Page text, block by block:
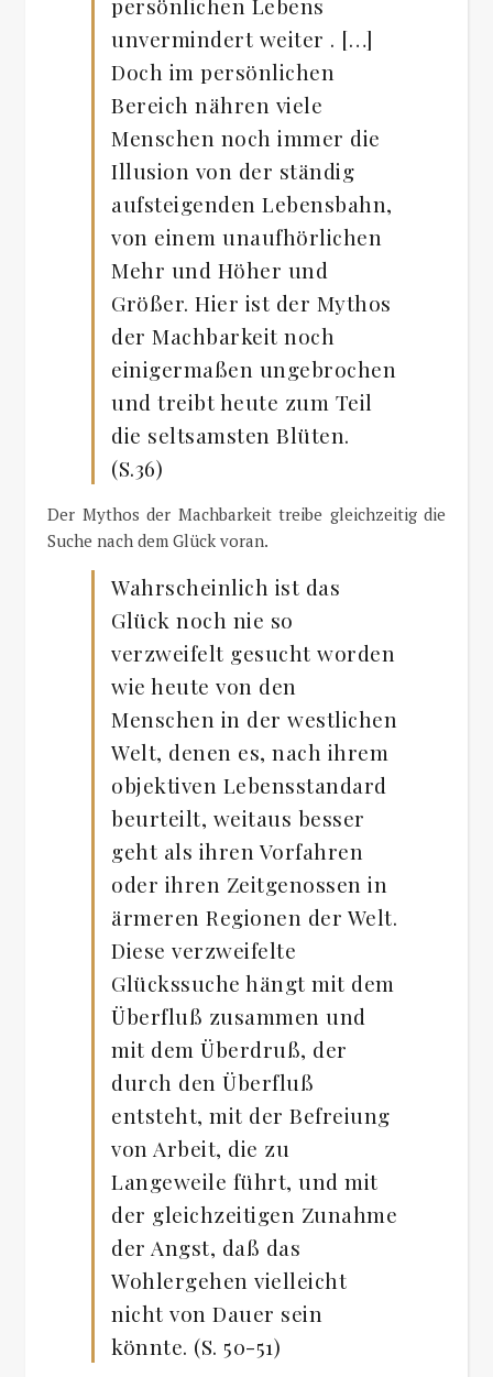
unvermindert weiter . […]
Doch im persönlichen
Bereich nähren viele
Menschen noch immer die
Illusion von der ständig
aufsteigenden Lebensbahn,
von einem unaufhörlichen
Mehr und Höher und
Größer. Hier ist der Mythos
der Machbarkeit noch
einigermaßen ungebrochen
und treibt heute zum Teil
die seltsamsten Blüten.
(S.36)
Der Mythos der Machbarkeit treibe gleichzeitig die
Suche nach dem Glück voran.
Wahrscheinlich ist das
Glück noch nie so
verzweifelt gesucht worden
wie heute von den
Menschen in der westlichen
Welt, denen es, nach ihrem
objektiven Lebensstandard
beurteilt, weitaus besser
geht als ihren Vorfahren
oder ihren Zeitgenossen in
ärmeren Regionen der Welt.
Diese verzweifelte
Glückssuche hängt mit dem
Überfluß zusammen und
mit dem Überdruß, der
durch den Überfluß
entsteht, mit der Befreiung
von Arbeit, die zu
Langeweile führt, und mit
der gleichzeitigen Zunahme
der Angst, daß das
Wohlergehen vielleicht
nicht von Dauer sein
könnte. (S. 50-51)